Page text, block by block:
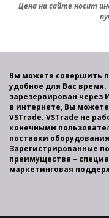
Цена на сайте носит
Вы можете совершить
удобное для Вас
зарезервирован через
в интернете, Вы
VSTrade. VSTrade не
конечными
поставки
Зарегистрированные
преимущества –
маркетинговая